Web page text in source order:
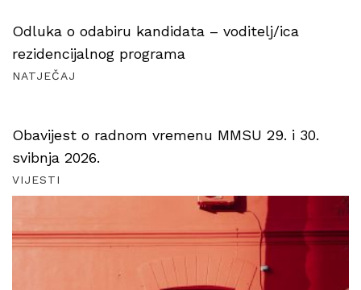
Odluka o odabiru kandidata – voditelj/ica
rezidencijalnog programa
NATJEČAJ
Obavijest o radnom vremenu MMSU 29. i 30.
svibnja 2026.
VIJESTI